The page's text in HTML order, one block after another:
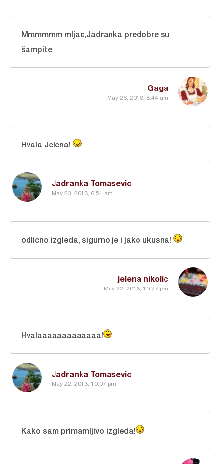
Gaga
May 26, 2013, 8:44 am
Mmmmmm mljac,Jadranka predobre su
šampite
Jadranka Tomasevic
May 23, 2013, 6:51 am
Hvala Jelena!
jelena nikolic
May 22, 2013, 10:27 pm
odlicno izgleda, sigurno je i jako ukusna!
Jadranka Tomasevic
May 22, 2013, 10:07 pm
Hvalaaaaaaaaaaaaa!
Kako sam primamljivo izgleda!